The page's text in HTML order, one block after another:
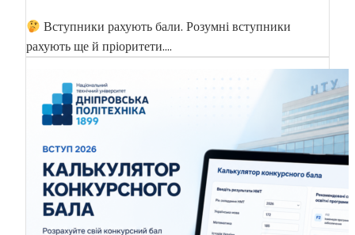
Вступники рахують бали. Розумні вступники
рахують ще й пріоритети.…